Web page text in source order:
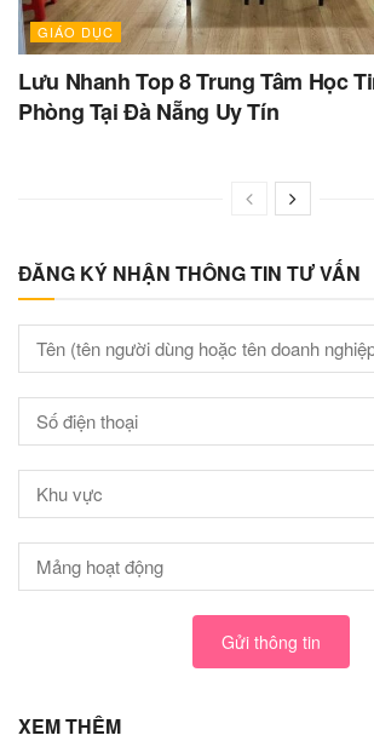
GIÁO DỤC
Lưu Nhanh Top 8 Trung Tâm Học
Phòng Tại Đà Nẵng Uy Tín
ĐĂNG KÝ NHẬN THÔNG TIN TƯ VẤN
Gửi thông tin
XEM THÊM